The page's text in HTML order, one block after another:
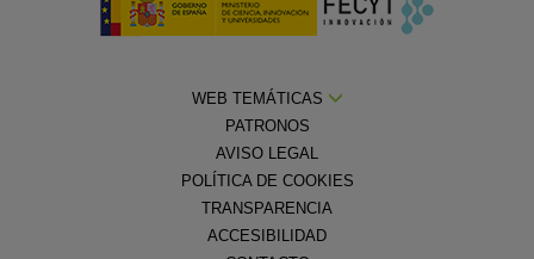
WEB TEMÁTICAS
PATRONOS
AVISO LEGAL
POLÍTICA DE COOKIES
TRANSPARENCIA
ACCESIBILIDAD